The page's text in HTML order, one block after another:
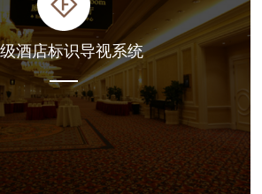
酒店标识导视系统